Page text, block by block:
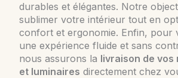
durables et élégantes. Notre
sublimer votre intérieur tout en
confort et ergonomie. Enfin, pour
une expérience fluide et sans
nous assurons la livraison de vos
et luminaires directement chez